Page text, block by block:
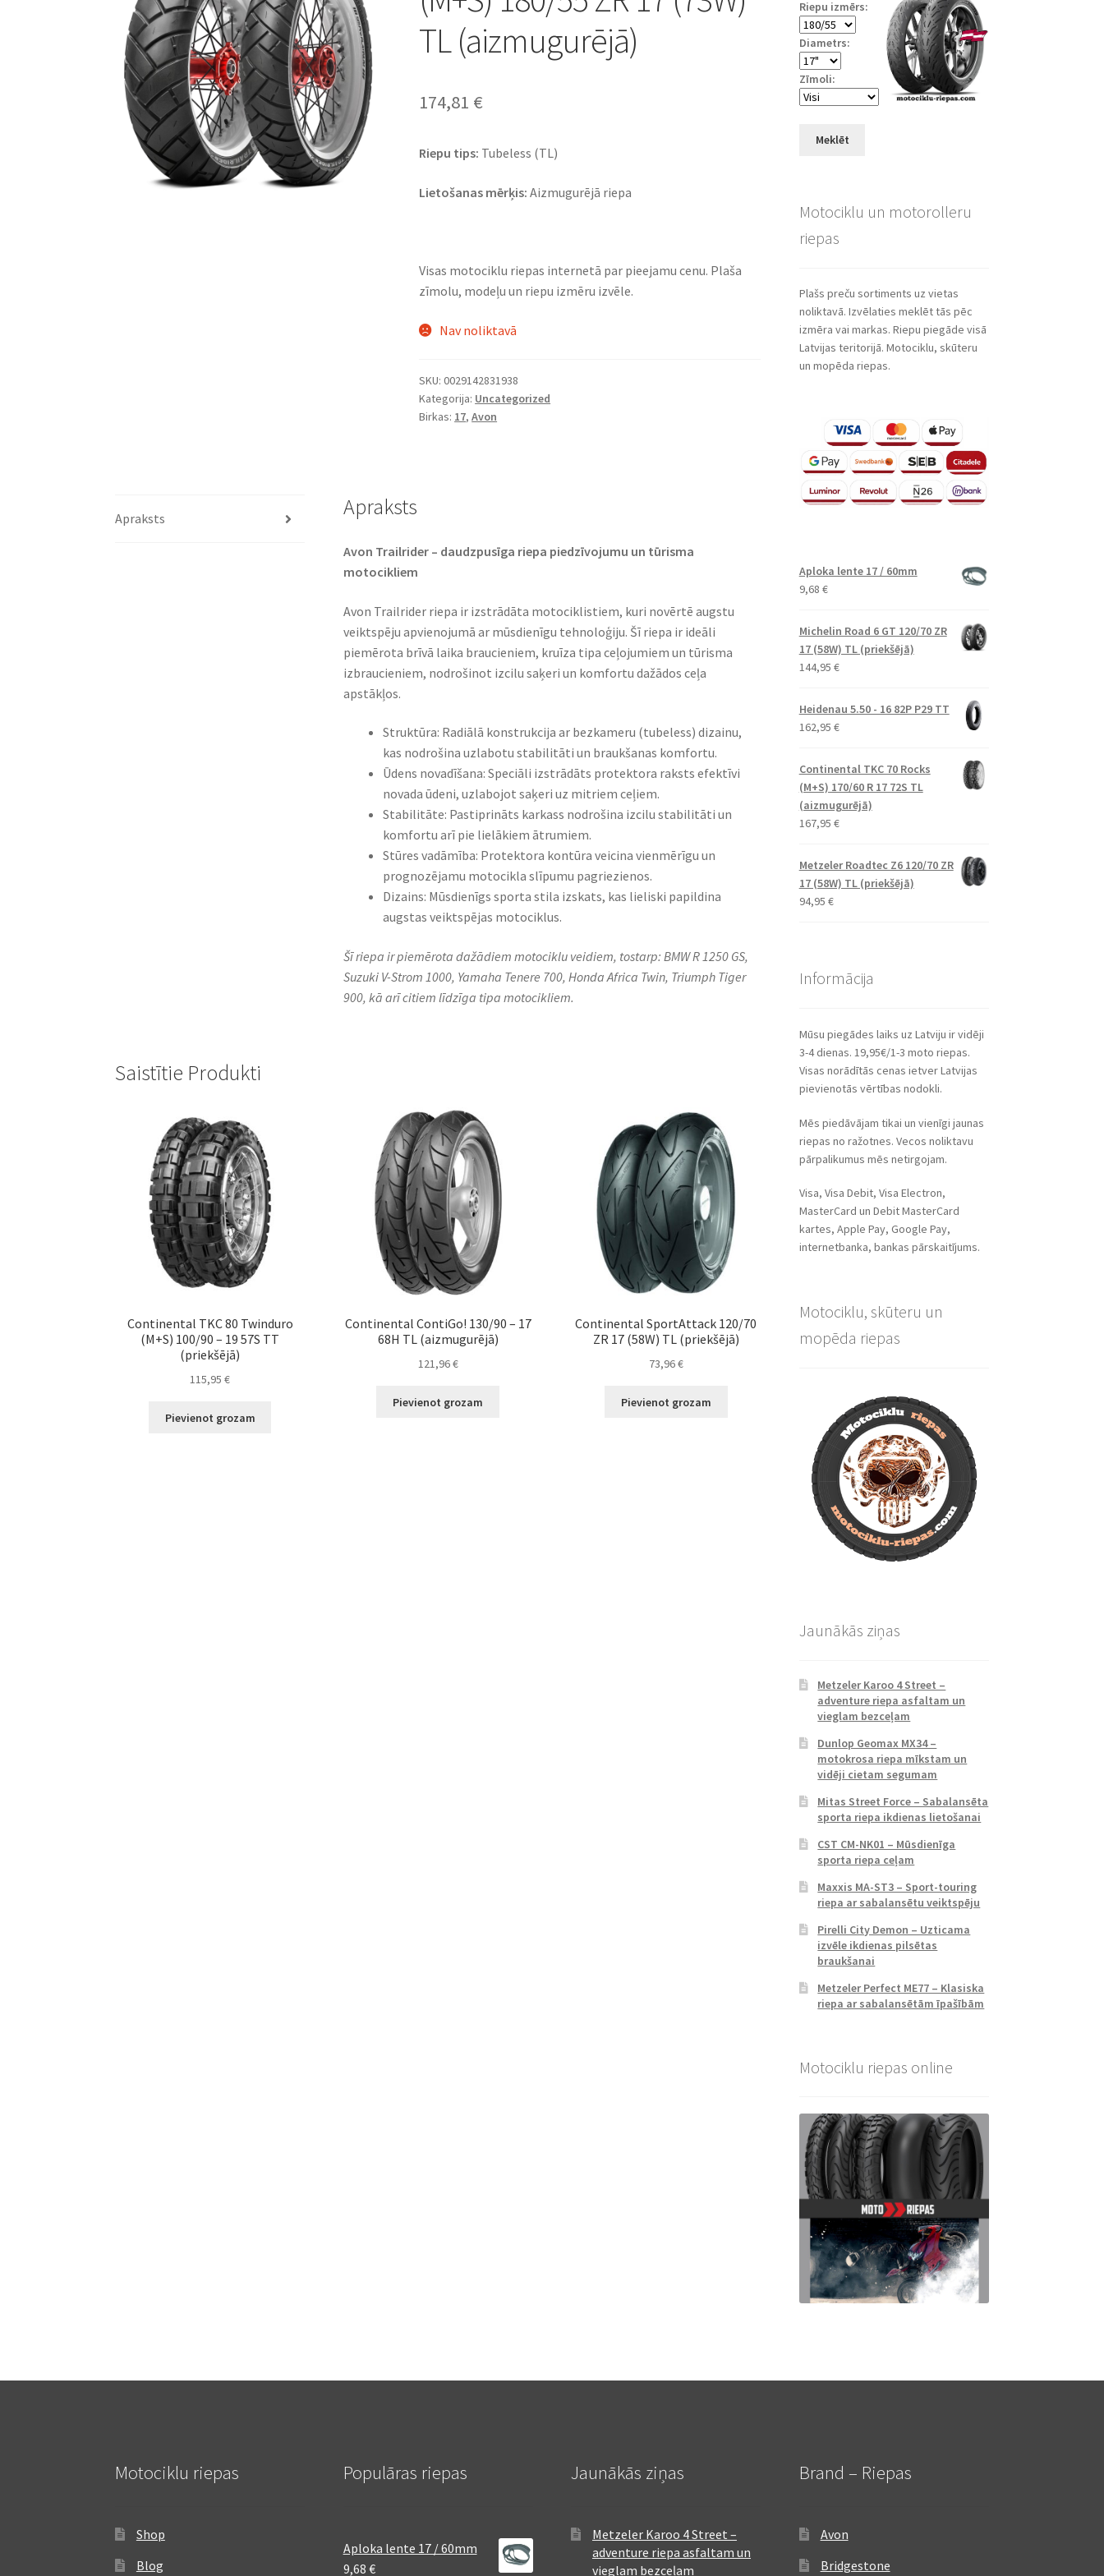
TL (aizmugurējā)
174,81 €
Riepu tips: Tubeless (TL)
Lietošanas mērķis: Aizmugurējā riepa
Visas motociklu riepas internetā par pieejamu cenu. Plaša
zīmolu, modeļu un riepu izmēru izvēle.
Nav noliktavā
SKU:0029142831938
Kategorija: Uncategorized
Birkas: 17,Avon
Apraksts Apraksts
Avon Trailrider – daudzpusīga riepa piedzīvojumu un tūrisma
motocikliem​
Avon Trailrider riepa ir izstrādāta motociklistiem, kuri novērtē augstu
veiktspēju apvienojumā ar mūsdienīgu tehnoloģiju. Šī riepa ir ideāli
piemērota brīvā laika braucieniem, kruīza tipa ceļojumiem un tūrisma
izbraucieniem, nodrošinot izcilu saķeri un komfortu dažādos ceļa
apstākļos.​
Struktūra: Radiālā konstrukcija ar bezkameru (tubeless) dizainu,
kas nodrošina uzlabotu stabilitāti un braukšanas komfortu.​
Ūdens novadīšana: Speciāli izstrādāts protektora raksts efektīvi
novada ūdeni, uzlabojot saķeri uz mitriem ceļiem.​
Stabilitāte: Pastiprināts karkass nodrošina izcilu stabilitāti un
komfortu arī pie lielākiem ātrumiem.​
Stūres vadāmība: Protektora kontūra veicina vienmērīgu un
prognozējamu motocikla slīpumu pagriezienos.​
Dizains: Mūsdienīgs sporta stila izskats, kas lieliski papildina
augstas veiktspējas motociklus.​
Šī riepa ir piemērota dažādiem motociklu veidiem, tostarp: BMW R 1250 GS,
Suzuki V-Strom 1000, Yamaha Tenere 700, Honda Africa Twin, Triumph Tiger
900, kā arī citiem līdzīga tipa motocikliem.
Saistītie Produkti
Continental TKC 80 Twinduro
(M+S) 100/90 – 19 57S TT
(priekšējā)
115,95€
Pievienot grozam
Continental ContiGo! 130/90 – 17
68H TL (aizmugurējā)
121,96€
Pievienot grozam
Continental SportAttack 120/70
ZR 17 (58W) TL (priekšējā)
73,96€
Pievienot grozam
Riepu izmērs:
Diametrs:
Zīmoli:
Meklēt
Motociklu un motorolleru
riepas
Plašs preču sortiments uz vietas
noliktavā. Izvēlaties meklēt tās pēc
izmēra vai markas. Riepu piegāde visā
Latvijas teritorijā. Motociklu, skūteru
un mopēda riepas.
Aploka lente 17 / 60mm
9,68 €
Michelin Road 6 GT 120/70 ZR
17 (58W) TL (priekšējā)
144,95 €
Heidenau 5.50 - 16 82P P29 TT
162,95 €
Continental TKC 70 Rocks
(M+S) 170/60 R 17 72S TL
(aizmugurējā)
167,95 €
Metzeler Roadtec Z6 120/70 ZR
17 (58W) TL (priekšējā)
94,95 €
Informācija
Mūsu piegādes laiks uz Latviju ir vidēji
3-4 dienas. 19,95€/1-3 moto riepas.
Visas norādītās cenas ietver Latvijas
pievienotās vērtības nodokli.
Mēs piedāvājam tikai un vienīgi jaunas
riepas no ražotnes. Vecos noliktavu
pārpalikumus mēs netirgojam.
Visa, Visa Debit, Visa Electron,
MasterCard un Debit MasterCard
kartes, Apple Pay, Google Pay,
internetbanka, bankas pārskaitījums.
Motociklu, skūteru un
mopēda riepas
Jaunākās ziņas
Metzeler Karoo 4 Street –
adventure riepa asfaltam un
vieglam bezceļam
Dunlop Geomax MX34 –
motokrosa riepa mīkstam un
vidēji cietam segumam
Mitas Street Force – Sabalansēta
sporta riepa ikdienas lietošanai
CST CM-NK01 – Mūsdienīga
sporta riepa ceļam
Maxxis MA-ST3 – Sport-touring
riepa ar sabalansētu veiktspēju
Pirelli City Demon – Uzticama
izvēle ikdienas pilsētas
braukšanai
Metzeler Perfect ME77 – Klasiska
riepa ar sabalansētām īpašībām
Motociklu riepas online
Motociklu riepas
Shop
Blog
Populāras riepas
Aploka lente 17 / 60mm
9,68 €
Jaunākās ziņas
Metzeler Karoo 4 Street –
adventure riepa asfaltam un
vieglam bezceļam
Brand – Riepas
Avon
Bridgestone